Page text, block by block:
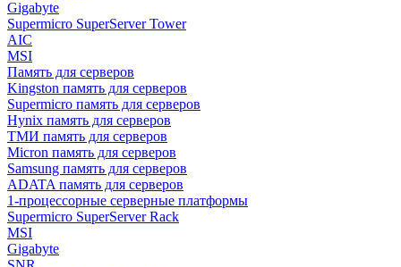
Gigabyte
Supermicro SuperServer Tower
AIC
MSI
Память для серверов
Kingston память для серверов
Supermicro память для серверов
Hynix память для серверов
ТМИ память для серверов
Micron память для серверов
Samsung память для серверов
ADATA память для серверов
1-процессорные серверные платформы
Supermicro SuperServer Rack
MSI
Gigabyte